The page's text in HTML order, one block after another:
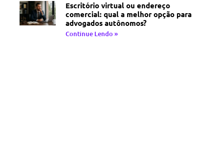
Escritório virtual ou endereço
comercial: qual a melhor opção para
advogados autônomos?
Continue Lendo »